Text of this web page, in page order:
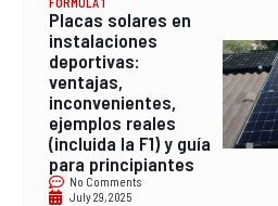
Placas solares en
instalaciones
deportivas:
ventajas,
inconvenientes,
ejemplos reales
(incluida la F1) y guía
para principiantes
No Comments
July 29, 2025